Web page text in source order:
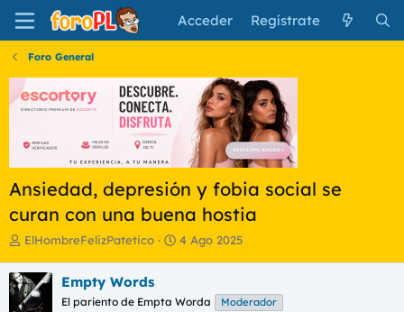
Acceder Regístrate
Foro General
Ansiedad, depresión y fobia social se
curan con una buena hostia
I
i
c
i
ElHombreFelizPatetico
F
a
4 Ago 2025
Empty Words
El pariento de Empta Worda Moderador